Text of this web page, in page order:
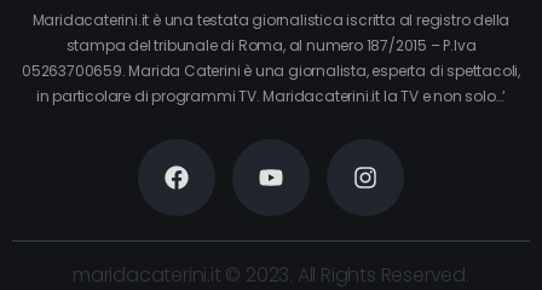
Maridacaterini.it è una testata giornalistica iscritta al registro della
stampa del tribunale di Roma, al numero 187/2015 – P.Iva
05263700659. Marida Caterini è una giornalista, esperta di spettacoli,
in particolare di programmi TV. Maridacaterini.it la TV e non solo…’
maridacaterini.it © 2023. All Rights Reserved.